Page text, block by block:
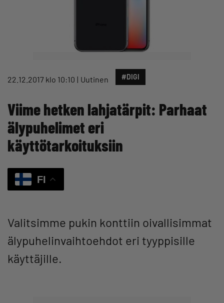
22.12.2017 klo 10:10 Uutinen #DIGI
Viime hetken lahjatärpit: Parhaat
älypuhelimet eri
käyttötarkoituksiin
FI
Valitsimme pukin konttiin oivallisimmat
älypuhelinvaihtoehdot eri tyyppisille
käyttäjille.